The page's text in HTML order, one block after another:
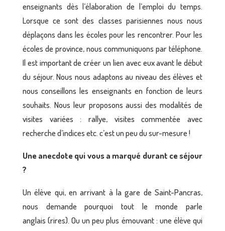
enseignants dès l’élaboration de l’emploi du temps.
Lorsque ce sont des classes parisiennes nous nous
déplaçons dans les écoles pour les rencontrer. Pour les
écoles de province, nous communiquons par téléphone.
Il est important de créer un lien avec eux avant le début
du séjour. Nous nous adaptons au niveau des élèves et
nous conseillons les enseignants en fonction de leurs
souhaits. Nous leur proposons aussi des modalités de
visites variées : rallye, visites commentée avec
recherche d’indices etc. c’est un peu du sur-mesure !
Une anecdote qui vous a marqué durant ce séjour
?
Un élève qui, en arrivant à la gare de Saint-Pancras,
nous demande pourquoi tout le monde parle
anglais (rires). Ou un peu plus émouvant : une élève qui